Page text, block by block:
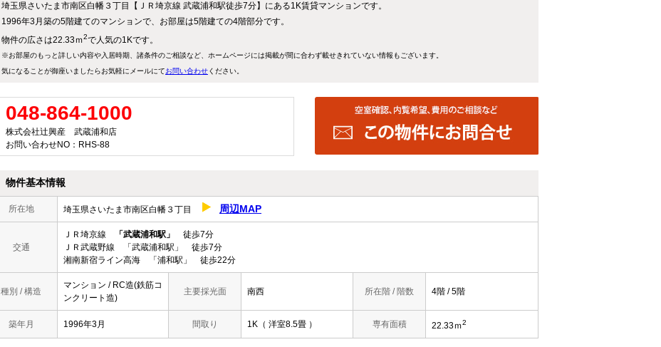
埼玉県さいたま市南区白幡３丁目【ＪＲ埼京線 武蔵浦和駅徒歩7分】にある1K賃貸マンションです。
1996年3月築の5階建てのマンションで、お部屋は5階建ての4階部分です。
物件の広さは22.33ｍ2で人気の1Kです。
※お部屋のもっと詳しい内容や入居時期、諸条件のご相談など、ホームページには掲載が間に合わず載せきれていない情報もございます。
気になることが御座いましたらお気軽にメールにてお問い合わせください。
048-864-1000
株式会社辻興産 武蔵浦和店
お問い合わせNO：RHS-88
物件基本情報
所在地 埼玉県さいたま市南区白幡３丁目 周辺MAP
交通
ＪＲ埼京線 「武蔵浦和駅」
徒歩7分
ＪＲ武蔵野線 「武蔵浦和駅」 徒歩7分
湘南新宿ライン高海 「浦和駅」 徒歩22分
種別 / 構造
マンション / RC造(鉄筋コ
ンクリート造)
主要採光面 南西 所在階 / 階数 4階 / 5階
築年月 1996年3月 間取り 1K（ 洋室8.5畳 ） 専有面積 22.33ｍ2